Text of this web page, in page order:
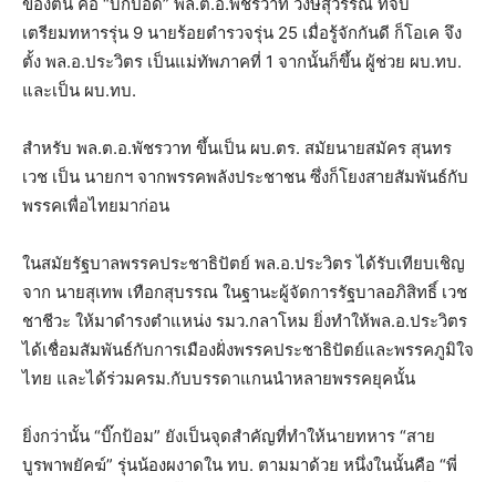
เตรียมทหารรุ่น 9 นายร้อยตำรวจรุ่น 25 เมื่อรู้จักกันดี ก็โอเค จึง
ตั้ง พล.อ.ประวิตร เป็นแม่ทัพภาคที่ 1 จากนั้นก็ขึ้น ผู้ช่วย ผบ.ทบ.
และเป็น ผบ.ทบ.
สำหรับ พล.ต.อ.พัชรวาท ขึ้นเป็น ผบ.ตร. สมัยนายสมัคร สุนทร
เวช เป็น นายกฯ จากพรรคพลังประชาชน ซึ่งก็โยงสายสัมพันธ์กับ
พรรคเพื่อไทยมาก่อน
ในสมัยรัฐบาลพรรคประชาธิปัตย์ พล.อ.ประวิตร ได้รับเทียบเชิญ
จาก นายสุเทพ เทือกสุบรรณ ในฐานะผู้จัดการรัฐบาลอภิสิทธิ์ เวช
ชาชีวะ ให้มาดำรงตำแหน่ง รมว.กลาโหม ยิ่งทำให้พล.อ.ประวิตร
ได้เชื่อมสัมพันธ์กับการเมืองฝั่งพรรคประชาธิปัตย์และพรรคภูมิใจ
ไทย และได้ร่วมครม.กับบรรดาแกนนำหลายพรรคยุคนั้น
ยิ่งกว่านั้น “บิ๊กป้อม” ยังเป็นจุดสำคัญที่ทำให้นายทหาร “สาย
บูรพาพยัคฆ์” รุ่นน้องผงาดใน ทบ. ตามมาด้วย หนึ่งในนั้นคือ “พี่